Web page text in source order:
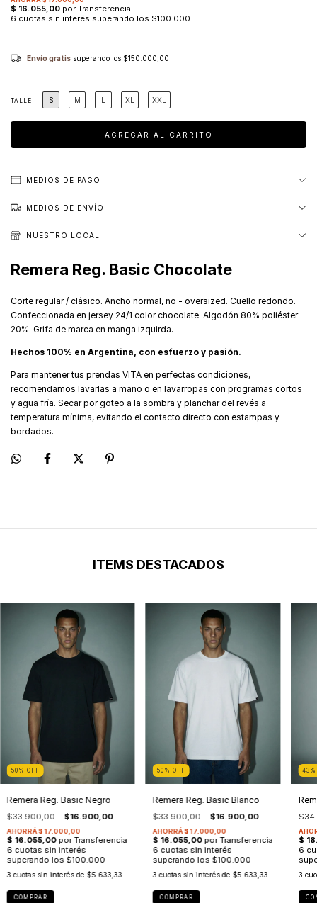
Envío gratis superando los $150.000,00
TALLE S M L XL XXL
MEDIOS DE PAGO
MEDIOS DE ENVÍO
NUESTRO LOCAL
Remera Reg. Basic Chocolate
Corte regular / clásico. Ancho normal, no - oversized. Cuello redondo.
Confeccionada en jersey 24/1 color chocolate. Algodón 80% poliéster
20%. Grifa de marca en manga izquirda.
Hechos 100% en Argentina, con esfuerzo y pasión.
Para mantener tus prendas VITA en perfectas condiciones,
recomendamos lavarlas a mano o en lavarropas con programas cortos
y agua fría. Secar por goteo a la sombra y planchar del revés a
temperatura mínima, evitando el contacto directo con estampas y
bordados.
ITEMS DESTACADOS
50 % OFF
Remera Reg. Basic Negro
$33.900,00 $16.900,00
3 cuotas sin interés de $5.633,33
COMPRAR
50 % OFF
Remera Reg. Basic Blanco
$33.900,00 $16.900,00
3 cuotas sin interés de $5.633,33
COMPRAR
43
3